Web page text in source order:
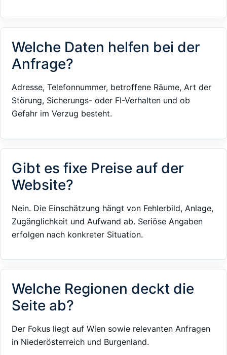
Welche Daten helfen bei der
Anfrage?
Adresse, Telefonnummer, betroffene Räume, Art der
Störung, Sicherungs- oder FI-Verhalten und ob
Gefahr im Verzug besteht.
Gibt es fixe Preise auf der
Website?
Nein. Die Einschätzung hängt von Fehlerbild, Anlage,
Zugänglichkeit und Aufwand ab. Seriöse Angaben
erfolgen nach konkreter Situation.
Welche Regionen deckt die
Seite ab?
Der Fokus liegt auf Wien sowie relevanten Anfragen
in Niederösterreich und Burgenland.